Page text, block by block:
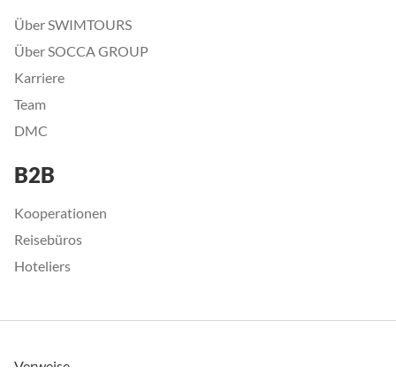
Über SWIMTOURS
Über SOCCA GROUP
Karriere
Team
DMC
B2B
Kooperationen
Reisebüros
Hoteliers
Verweise